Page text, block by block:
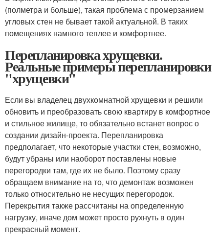
(полметра и больше), такая проблема с промерзанием
угловых стен не бывает такой актуальной. В таких
помещениях намного теплее и комфортнее.
Перепланировка хрущевки.
Реальные примеры перепланировки
"хрущевки"
Если вы владелец двухкомнатной хрущевки и решили
обновить и преобразовать свою квартиру в комфортное
и стильное жилище, то обязательно встанет вопрос о
создании дизайн-проекта. Перепланировка
предполагает, что некоторые участки стен, возможно,
будут убраны или наоборот поставлены новые
перегородки там, где их не было. Поэтому сразу
обращаем внимание на то, что демонтаж возможен
только относительно не несущих перегородок.
Перекрытия также рассчитаны на определенную
нагрузку, иначе дом может просто рухнуть в один
прекрасный момент.